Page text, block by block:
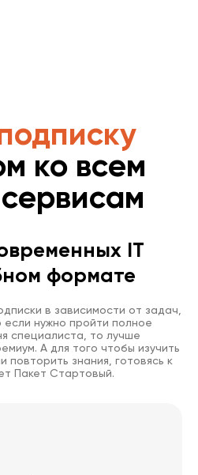
ко всем
IT
формате
в зависимости от задач,
нужно пройти полное
специалиста, то лучше
А для того чтобы изучить
повторить знания, готовясь к
Пакет Стартовый.